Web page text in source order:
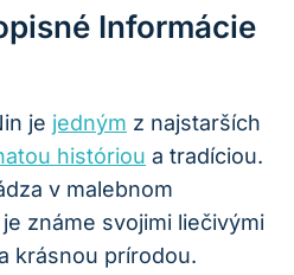
Informácie
je jedným z najstarších
históriou a tradíciou.
v malebnom
známe svojimi liečivými
krásnou prírodou.